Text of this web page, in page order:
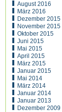
August 2016
März 2016
Dezember 2015
November 2015
Oktober 2015
Juni 2015
Mai 2015
April 2015
März 2015
Januar 2015
Mai 2014
März 2014
Januar 2014
Januar 2013
Dezember 2009